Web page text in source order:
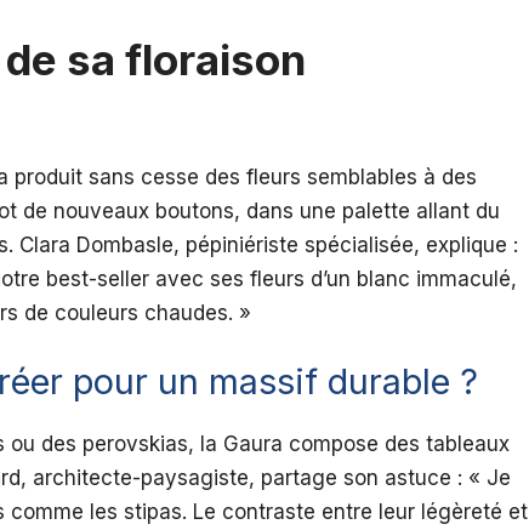
sa floraison
produit sans cesse des fleurs semblables à des
de nouveaux boutons, dans une palette allant du
Clara Dombasle, pépiniériste spécialisée, explique :
best-seller avec ses fleurs d’un blanc immaculé,
de couleurs chaudes. »
pour un massif durable ?
des perovskias, la Gaura compose des tableaux
architecte-paysagiste, partage son astuce : « Je
comme les stipas. Le contraste entre leur légèreté et